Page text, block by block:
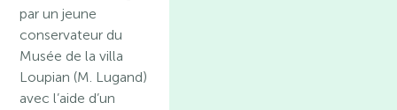
par un jeune
conservateur du
Musée de la villa
Loupian (M. Lugand)
avec l’aide d’un